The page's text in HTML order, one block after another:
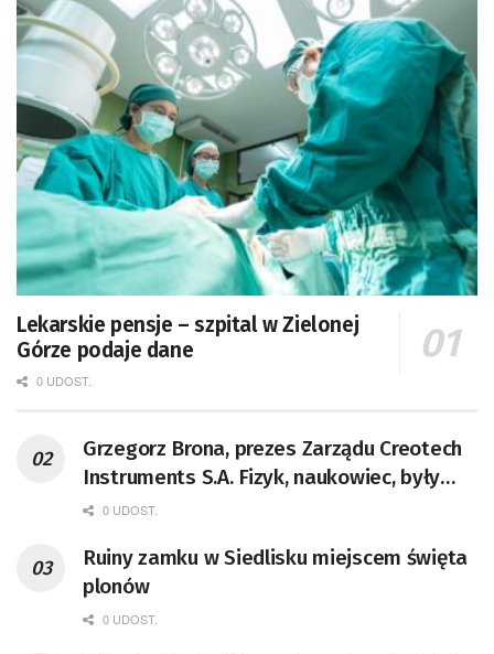
Lekarskie pensje – szpital w Zielonej
Górze podaje dane
0 UDOST.
Grzegorz Brona, prezes Zarządu Creotech
Instruments S.A. Fizyk, naukowiec, były
pracownik CERN w Genewie,
doktor habilitowany nauk fizycznych,
koordynator Rady Sektorowej ds.
Kompetencji Przemysłu Lotniczo-
0 UDOST.
Ruiny zamku w Siedlisku miejscem święta
plonów
0 UDOST.